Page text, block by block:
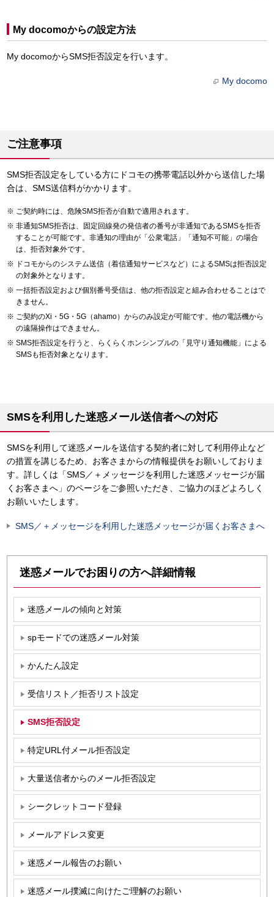
My docomoからの設定方法
My docomoからSMS拒否設定を行います。
My docomo
ご注意事項
SMS拒否設定をしている方にドコモの携帯電話以外から送信した場
合は、SMS送信料がかかります。
ご契約時には、危険SMS拒否が自動で適用されます。
非通知SMS拒否は、固定回線発の発信者の番号が非通知であるSMSを拒否
することが可能です。非通知の理由が「公衆電話」「通知不可能」の場合
は、拒否対象外です。
ドコモからのシステム送信（着信通知サービスなど）によるSMSは拒否設定
の対象外となります。
一括拒否設定および個別番号受信は、他の拒否設定と組み合わせることはで
きません。
ご契約のXi・5G・5G（ahamo）からのみ設定が可能です。他の電話機から
の遠隔操作はできません。
SMS拒否設定を行うと、らくらくホンシンプルの「見守り通知機能」による
SMSも拒否対象となります。
SMSを利用した迷惑メール送信者への対応
SMSを利用して迷惑メールを送信する契約者に対して利用停止など
の措置を講じるため、お客さまからの情報提供をお願いしておりま
す。詳しくは「SMS／＋メッセージを利用した迷惑メッセージが届
くお客さまへ」のページをご参照いただき、ご協力のほどよろしく
お願いいたします。
SMS／＋メッセージを利用した迷惑メッセージが届くお客さまへ
迷惑メールでお困りの方へ詳細情報
迷惑メールの傾向と対策
spモードでの迷惑メール対策
かんたん設定
受信リスト／拒否リスト設定
SMS拒否設定
特定URL付メール拒否設定
大量送信者からのメール拒否設定
シークレットコード登録
メールアドレス変更
迷惑メール報告のお願い
迷惑メール撲滅に向けたご理解のお願い